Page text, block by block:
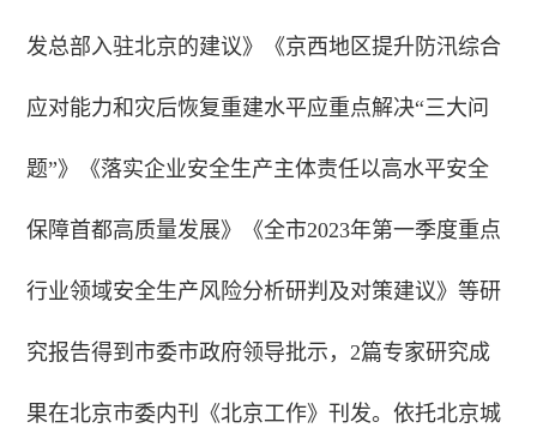
发总部入驻北京的建议》《京西地区提升防汛综合
应对能力和灾后恢复重建水平应重点解决“三大问
题”》《落实企业安全生产主体责任以高水平安全
保障首都高质量发展》《全市2023年第一季度重点
行业领域安全生产风险分析研判及对策建议》等研
究报告得到市委市政府领导批示，2篇专家研究成
果在北京市委内刊《北京工作》刊发。依托北京城